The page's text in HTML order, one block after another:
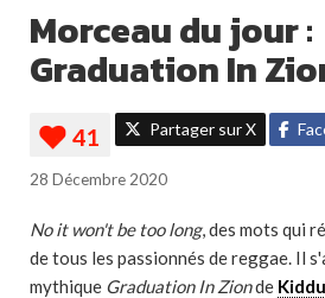
Morceau du jour :
Graduation In
Partager sur X
28 Décembre 2020
No it won't be too long, des mots qui
de tous les passionnés de reggae. Il
mythique Graduation In Zionde